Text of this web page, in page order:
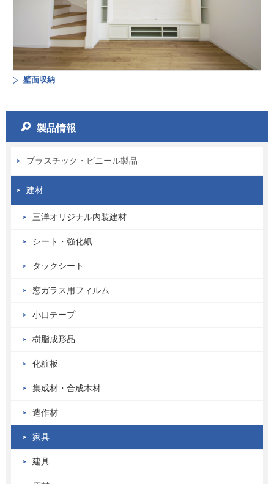
壁面収納
製品情報
プラスチック・ビニール製品
建材
三洋オリジナル内装建材
シート・強化紙
タックシート
窓ガラス用フィルム
小口テープ
樹脂成形品
化粧板
集成材・合成木材
造作材
家具
建具